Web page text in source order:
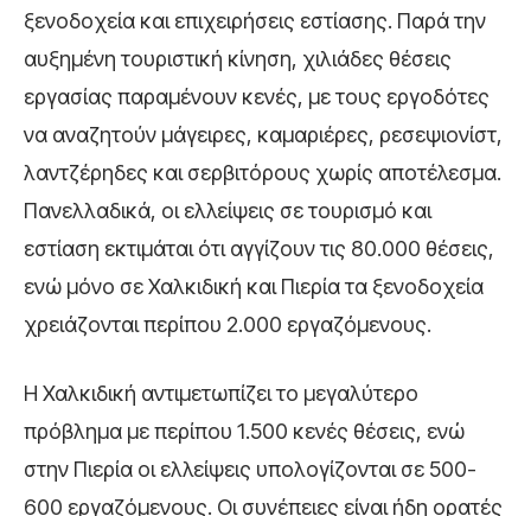
ξενοδοχεία και επιχειρήσεις εστίασης. Παρά την
αυξημένη τουριστική κίνηση, χιλιάδες θέσεις
εργασίας παραμένουν κενές, με τους εργοδότες
να αναζητούν μάγειρες, καμαριέρες, ρεσεψιονίστ,
λαντζέρηδες και σερβιτόρους χωρίς αποτέλεσμα.
Πανελλαδικά, οι ελλείψεις σε τουρισμό και
εστίαση εκτιμάται ότι αγγίζουν τις 80.000 θέσεις,
ενώ μόνο σε Χαλκιδική και Πιερία τα ξενοδοχεία
χρειάζονται περίπου 2.000 εργαζόμενους.
Η Χαλκιδική αντιμετωπίζει το μεγαλύτερο
πρόβλημα με περίπου 1.500 κενές θέσεις, ενώ
στην Πιερία οι ελλείψεις υπολογίζονται σε 500-
600 εργαζόμενους. Οι συνέπειες είναι ήδη ορατές